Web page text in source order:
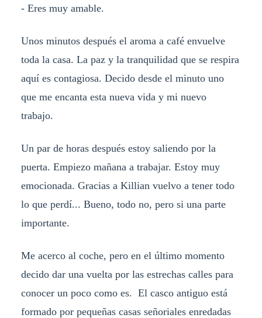
- Eres muy amable.
Unos minutos después el aroma a café envuelve
toda la casa. La paz y la tranquilidad que se respira
aquí es contagiosa. Decido desde el minuto uno
que me encanta esta nueva vida y mi nuevo
trabajo.
Un par de horas después estoy saliendo por la
puerta. Empiezo mañana a trabajar. Estoy muy
emocionada. Gracias a Killian vuelvo a tener todo
lo que perdí... Bueno, todo no, pero si una parte
importante.
Me acerco al coche, pero en el último momento
decido dar una vuelta por las estrechas calles para
conocer un poco como es. El casco antiguo está
formado por pequeñas casas señoriales enredadas